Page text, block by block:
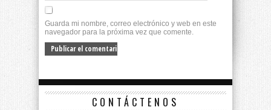
Guarda mi nombre, correo electrónico y web en este
navegador para la próxima vez que comente.
CONTÁCTENOS